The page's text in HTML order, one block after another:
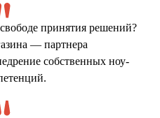
принятия решений?
— партнера
собственных ноу-